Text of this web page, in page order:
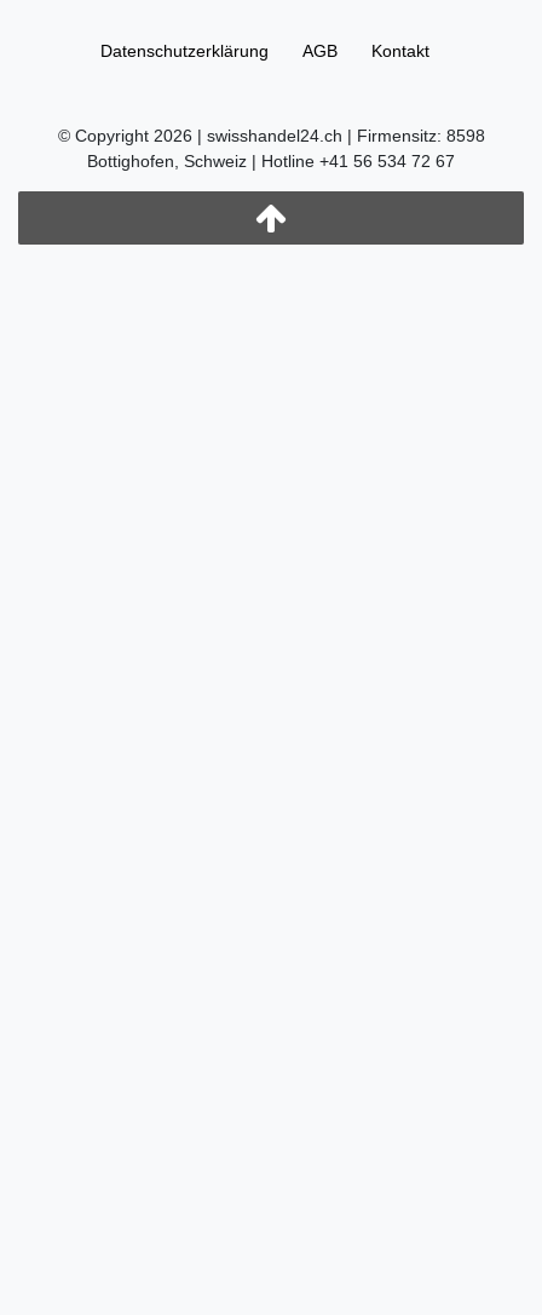
Daten­schutz­erklärung AGB Kontakt
© Copyright 2026 | swisshandel24.ch | Firmensitz: 8598
Bottighofen, Schweiz | Hotline +41 56 534 72 67